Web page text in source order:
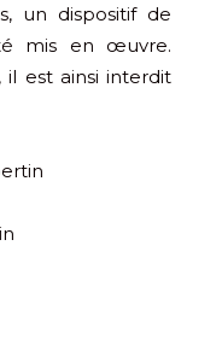
un dispositif de
mis en œuvre.
il est ainsi interdit